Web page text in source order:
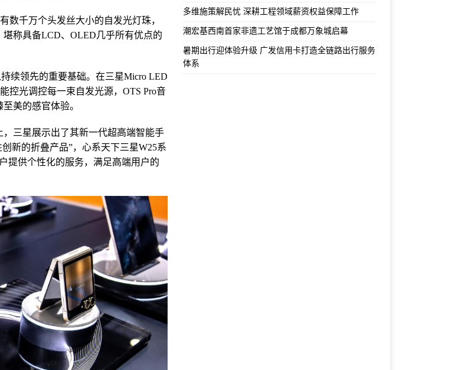
数千万个头发丝大小的自发光灯珠，
称具备LCD、OLED几乎所有优点的
续领先的重要基础。在三星Micro LED
控光调控每一束自发光源，OTS Pro音
美的感官体验。
三星展示出了其新一代超高端智能手
新的折叠产品”，心系天下三星W25系
提供个性化的服务，满足高端用户的
多维施策解民忧 深耕工程领域薪资权益保障工作
潮宏基西南首家非遗工艺馆于成都万象城启幕
暑期出行迎体验升级 广发信用卡打造全链路出行服务
体系